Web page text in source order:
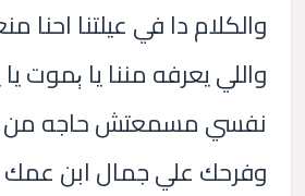
والكلام دا في عيلتنا احنا
واللي يعرفه مننا يا ېموت
نفسي مسمعتش حاجه من
وفرحك علي جمال ابن عمك